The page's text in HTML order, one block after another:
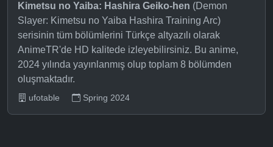
Kimetsu no Yaiba: Hashira Geiko-hen (Demon
Slayer: Kimetsu no Yaiba Hashira Training Arc)
serisinin tüm bölümlerini Türkçe altyazılı olarak
AnimeTR'de HD kalitede izleyebilirsiniz. Bu anime,
2024 yılında yayınlanmış olup toplam 8 bölümden
oluşmaktadır.
ufotable Spring 2024